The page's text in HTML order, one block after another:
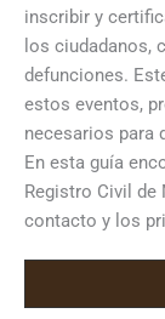
inscribir y
los ciudadanos,
defunciones.
estos eventos,
necesarios para
En esta guía
Registro Civil
contacto y los